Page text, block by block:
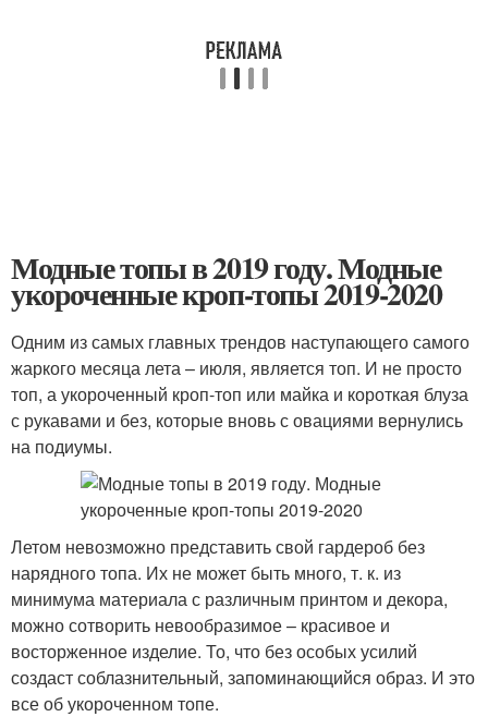
Модные топы в 2019 году. Модные
укороченные кроп-топы 2019-2020
Одним из самых главных трендов наступающего самого
жаркого месяца лета – июля, является топ. И не просто
топ, а укороченный кроп-топ или майка и короткая блуза
с рукавами и без, которые вновь с овациями вернулись
на подиумы.
Летом невозможно представить свой гардероб без
нарядного топа. Их не может быть много, т. к. из
минимума материала с различным принтом и декора,
можно сотворить невообразимое – красивое и
восторженное изделие. То, что без особых усилий
создаст соблазнительный, запоминающийся образ. И это
все об укороченном топе.